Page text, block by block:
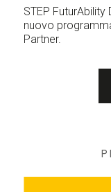
STEP
nuovo
Partner.